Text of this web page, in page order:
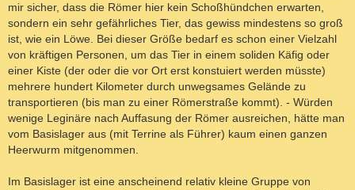
mir sicher, dass die Römer hier kein Schoßhündchen erwarten,
sondern ein sehr gefährliches Tier, das gewiss mindestens so groß
ist, wie ein Löwe. Bei dieser Größe bedarf es schon einer Vielzahl
von kräftigen Personen, um das Tier in einem soliden Käfig oder
einer Kiste (der oder die vor Ort erst konstuiert werden müsste)
mehrere hundert Kilometer durch unwegsames Gelände zu
transportieren (bis man zu einer Römerstraße kommt). - Würden
wenige Leginäre nach Auffasung der Römer ausreichen, hätte man
vom Basislager aus (mit Terrine als Führer) kaum einen ganzen
Heerwurm mitgenommen.
Im Basislager ist eine anscheinend relativ kleine Gruppe von